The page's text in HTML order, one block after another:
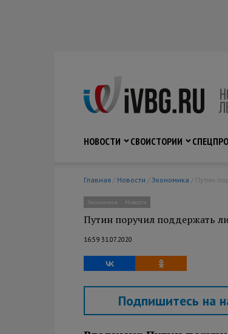
НОВОСТИ
СВОИСТОРИИ
Главная / Новости / Экономика / Путин
Экономика Новости
Путин поручил поддержать
16:59 31.07.2020
Подпишитесь на